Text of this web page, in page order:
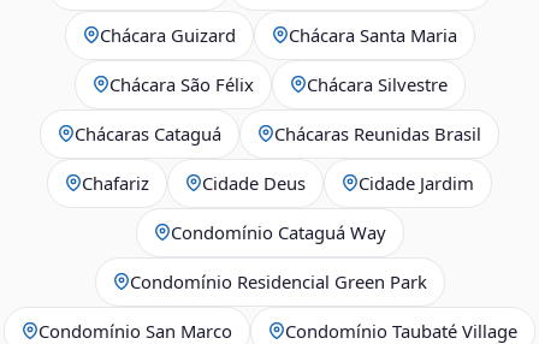
Chácara Guizard Chácara Santa Maria
Chácara São Félix Chácara Silvestre
Chácaras Cataguá Chácaras Reunidas Brasil
Chafariz Cidade Deus Cidade Jardim
Condomínio Cataguá Way
Condomínio Residencial Green Park
Condomínio San Marco Condomínio Taubaté Village